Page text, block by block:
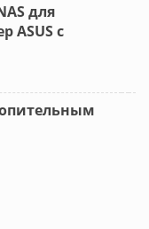
для
ASUS с